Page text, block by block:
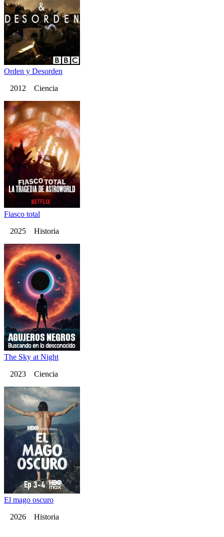
Orden y Desorden
2012 Ciencia
Fiasco total
2025 Historia
The Sky at Night
2023 Ciencia
El mago oscuro
2026 Historia